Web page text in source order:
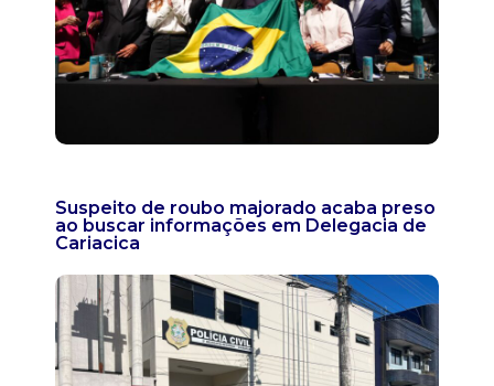
Suspeito de roubo majorado acaba preso
ao buscar informações em Delegacia de
Cariacica